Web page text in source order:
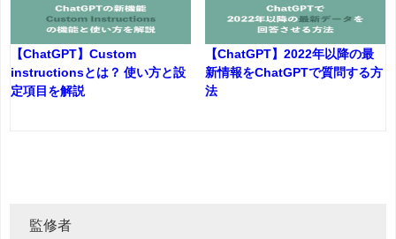
【ChatGPT】Custom
instructionsとは？ 使い方と設
定項目を解説
【ChatGPT】2022年以降の最
新情報をChatGPTで質問する方
法
監修者